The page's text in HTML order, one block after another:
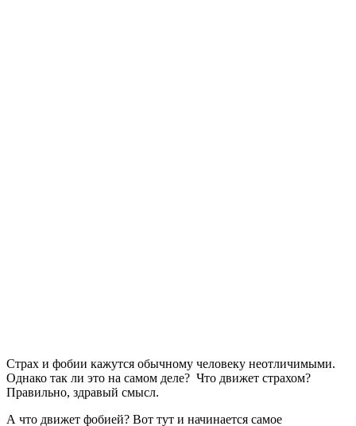
Страх и фобии кажутся обычному человеку неотличимыми.
Однако так ли это на самом деле? Что движет страхом?
Правильно, здравый смысл.
А что движет фобией? Вот тут и начинается самое